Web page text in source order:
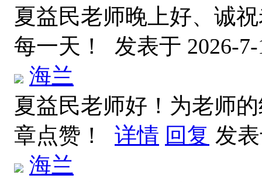
夏益民老师晚上好、诚
每一天！ 发表于 2026-
海兰
夏益民老师好！为老师
章点赞！ 详情 回复 发
海兰